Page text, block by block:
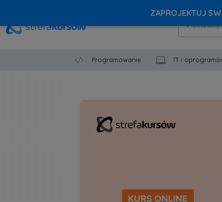
Programowanie IT i
ZAPROJEKTUJ